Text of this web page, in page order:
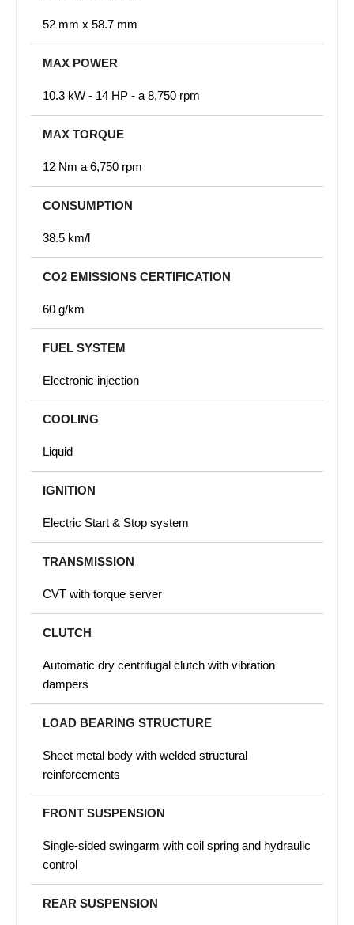
52 mm x 58.7 mm
MAX POWER
10.3 kW - 14 HP - a 8,750 rpm
MAX TORQUE
12 Nm a 6,750 rpm
CONSUMPTION
38.5 km/l
CO2 EMISSIONS CERTIFICATION
60 g/km
FUEL SYSTEM
Electronic injection
COOLING
Liquid
IGNITION
Electric Start & Stop system
TRANSMISSION
CVT with torque server
CLUTCH
Automatic dry centrifugal clutch with vibration
dampers
LOAD BEARING STRUCTURE
Sheet metal body with welded structural
reinforcements
FRONT SUSPENSION
Single-sided swingarm with coil spring and hydraulic
control
REAR SUSPENSION